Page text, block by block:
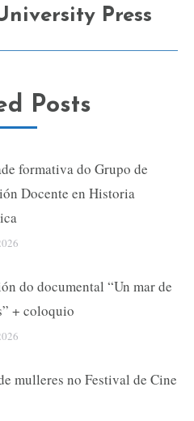
Press
Posts
formativa do Grupo de
Docente en Historia
do documental “Un mar de
+ coloquio
mulleres no Festival de Cine